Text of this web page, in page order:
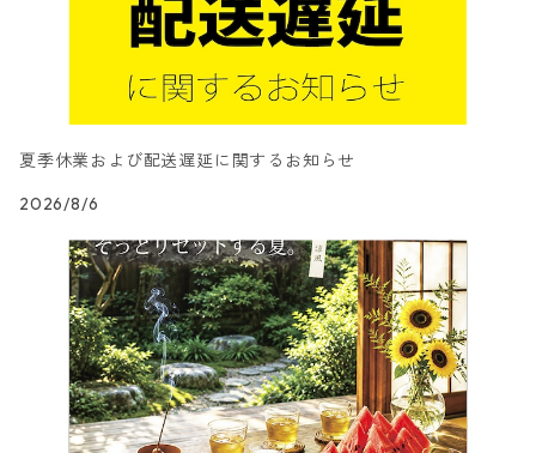
夏季休業および配送遅延に関するお知らせ
2026/8/6